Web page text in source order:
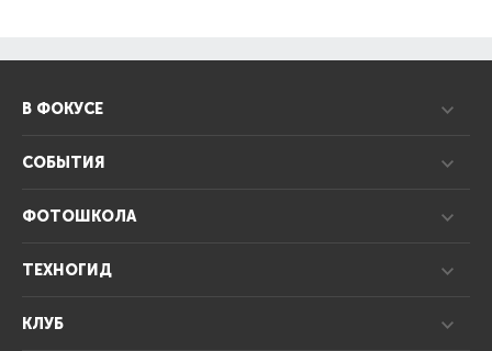
В ФОКУСЕ
СОБЫТИЯ
ФОТОШКОЛА
ТЕХНОГИД
КЛУБ